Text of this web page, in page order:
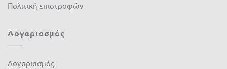
Πολιτική επιστροφών
Λογαριασμός
Λογαριασμός